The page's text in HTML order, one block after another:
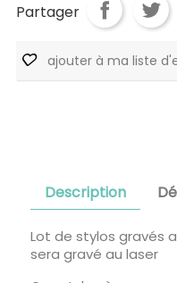
Partager
ajouter à ma liste
Description
Lot de stylos gravés
sera gravé au laser